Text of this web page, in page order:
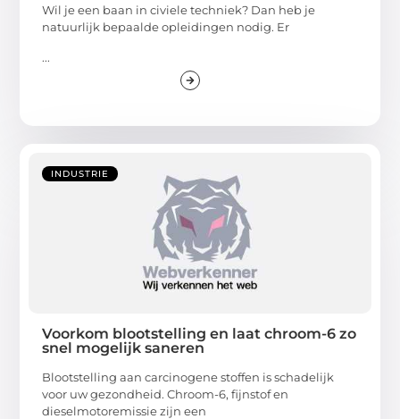
Wil je een baan in civiele techniek? Dan heb je
natuurlijk bepaalde opleidingen nodig. Er
...
INDUSTRIE
Voorkom blootstelling en laat chroom-6 zo
snel mogelijk saneren
Blootstelling aan carcinogene stoffen is schadelijk
voor uw gezondheid. Chroom-6, fijnstof en
dieselmotoremissie zijn een